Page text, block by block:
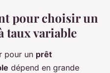
pour choisir un
taux variable
pour un prêt
dépend en grande